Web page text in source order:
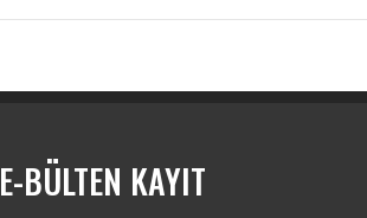
E-BÜLTEN KAYIT